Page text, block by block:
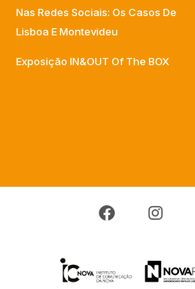
Nas Redes Sociais: Os Casos De
Lisboa E Montevideu
Exposição IN&OUT Of The BOX